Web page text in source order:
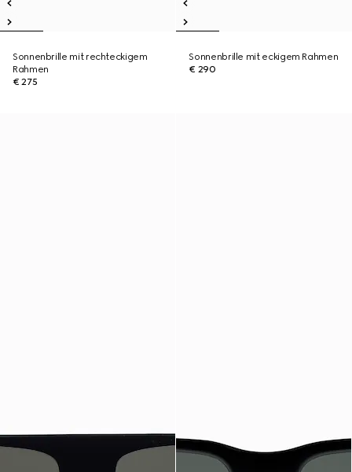
Sonnenbrille mit rechteckigem
Rahmen
€ 275
Sonnenbrille mit eckigem Rahmen
€ 290